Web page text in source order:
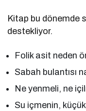
Kitap bu dönemde
destekliyor.
Folik asit neden
Sabah bulantısı
Ne yenmeli, ne
Su içmenin,